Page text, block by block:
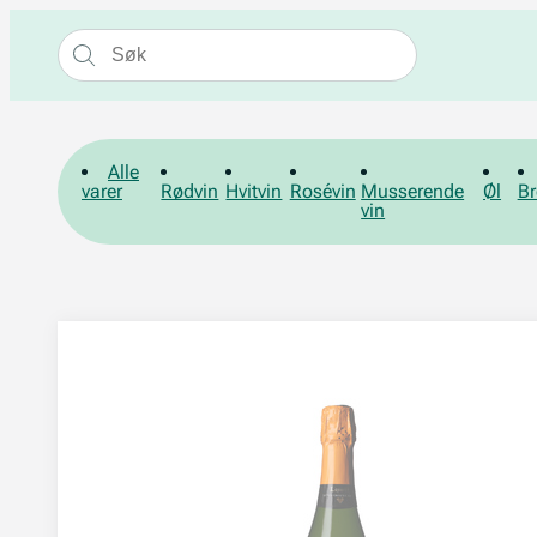
Alle
varer
Rødvin Hvitvin Rosévin Musserende
vin
Øl